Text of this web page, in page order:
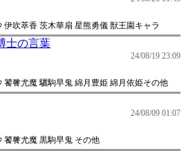
吹萃香 茨木華扇 星熊勇儀 獣王園キャラ
士の言葉
24/08/19 23:09
饕餮尤魔 驪駒早鬼 綿月豊姫 綿月依姫その他
24/08/09 01:07
饕餮尤魔 黒駒早鬼 その他